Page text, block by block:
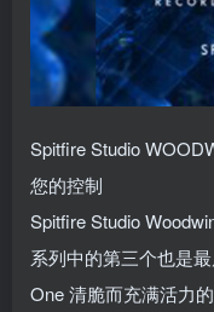
Spitfire Studio
您的控制
Spitfire Studio
系列中的第三个也是
One 清脆而充满活力